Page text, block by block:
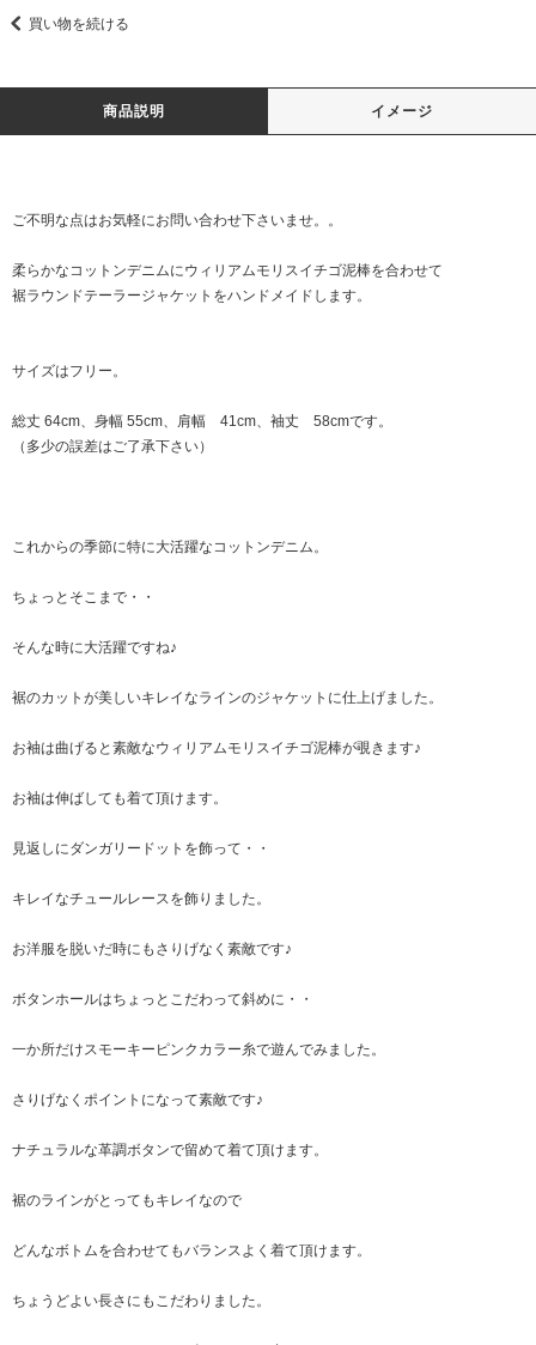
買い物を続ける
商品説明 イメージ
ご不明な点はお気軽にお問い合わせ下さいませ。。
柔らかなコットンデニムにウィリアムモリスイチゴ泥棒を合わせて
裾ラウンドテーラージャケットをハンドメイドします。
サイズはフリー。
総丈 64cm、身幅 55cm、肩幅 41cm、袖丈 58cmです。
（多少の誤差はご了承下さい）
これからの季節に特に大活躍なコットンデニム。
ちょっとそこまで・・
そんな時に大活躍ですね♪
裾のカットが美しいキレイなラインのジャケットに仕上げました。
お袖は曲げると素敵なウィリアムモリスイチゴ泥棒が覗きます♪
お袖は伸ばしても着て頂けます。
見返しにダンガリードットを飾って・・
キレイなチュールレースを飾りました。
お洋服を脱いだ時にもさりげなく素敵です♪
ボタンホールはちょっとこだわって斜めに・・
一か所だけスモーキーピンクカラー糸で遊んでみました。
さりげなくポイントになって素敵です♪
ナチュラルな革調ボタンで留めて着て頂けます。
裾のラインがとってもキレイなので
どんなボトムを合わせてもバランスよく着て頂けます。
ちょうどよい長さにもこだわりました。